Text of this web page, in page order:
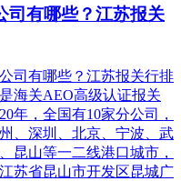
司有哪些？江苏报关
司有哪些？江苏报关行排
海关AEO高级认证报关
年，全国有10家分公司，
、深圳、北京、宁波、武
昆山等一二线港口城市，
苏省昆山市开发区昆城广